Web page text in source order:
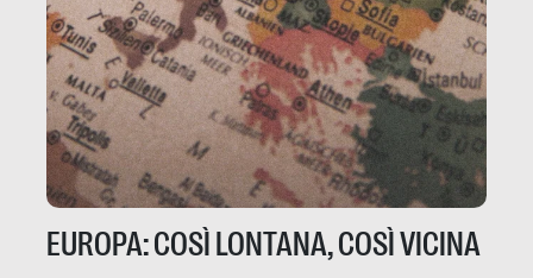
EUROPA: COSÌ LONTANA, COSÌ VICINA